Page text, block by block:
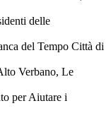
delle
del Tempo Città di
Verbano, Le
per Aiutare i